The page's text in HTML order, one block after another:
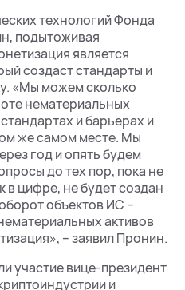
технологий Фонда
подытоживая
является
создаст стандарты и
«Мы можем сколько
нематериальных
и барьерах и
же самом месте. Мы
год и опять будем
до тех пор, пока не
в цифре, не будет создан
объектов ИС –
активов
– заявил Пронин.
участие вице-президент
и